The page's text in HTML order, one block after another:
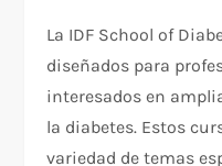
La IDF School of
diseñados para
interesados en
la diabetes. Estos
variedad de temas